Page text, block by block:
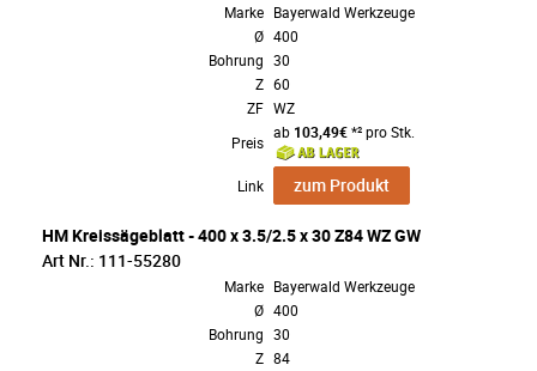
Marke Bayerwald Werkzeuge
Ø 400
Bohrung 30
Z 60
ZF WZ
Preis
ab 103,49€*² pro Stk.
Link zum Produkt
HM Kreissägeblatt - 400 x 3.5/2.5 x 30 Z84 WZ GW
Art Nr.: 111-55280
Marke Bayerwald Werkzeuge
Ø 400
Bohrung 30
Z 84